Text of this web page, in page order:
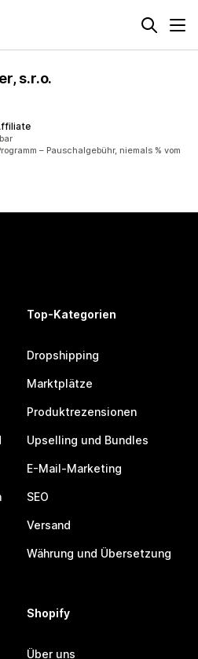
s.r.o.
– Pauschalgebühr, niemals % vom
Top-Kategorien
Dropshipping
Marktplätze
Produktrezensionen
Upselling und Bundles
E-Mail-Marketing
SEO
Versand
Währung und Übersetzung
Shopify
Über uns